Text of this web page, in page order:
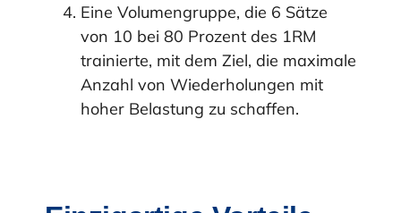
Eine Volumengruppe, die 6 Sätze
von 10 bei 80 Prozent des 1RM
trainierte, mit dem Ziel, die maximale
Anzahl von Wiederholungen mit
hoher Belastung zu schaffen.